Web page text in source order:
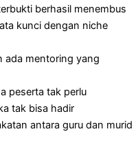
berhasil menembus
kunci dengan niche
ada mentoring yang
peserta tak perlu
tak bisa hadir
antara guru dan murid